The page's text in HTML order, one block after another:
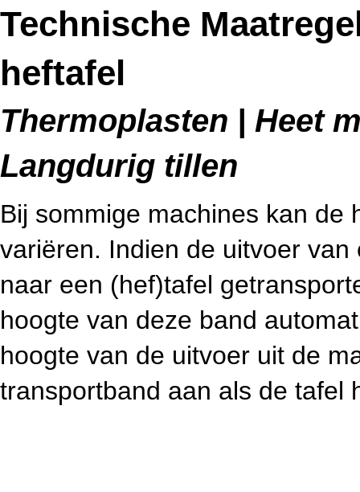
Technische
heftafel
Thermoplasten | Heet
Langdurig tillen
Bij sommige machines kan de
variëren. Indien de uitvoer
naar een (hef)tafel
hoogte van deze band
hoogte van de uitvoer uit de
transportband aan als de tafel